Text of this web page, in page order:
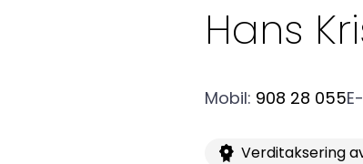
Kurs og konferanser
Kompetanse
Hans
Mobil: 908 28 055
Verditaksering